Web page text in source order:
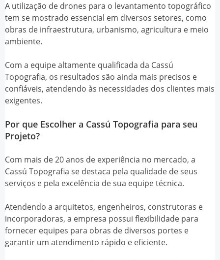
A utilização de drones para o levantamento topográfico
tem se mostrado essencial em diversos setores, como
obras de infraestrutura, urbanismo, agricultura e meio
ambiente.
Com a equipe altamente qualificada da Cassú
Topografia, os resultados são ainda mais precisos e
confiáveis, atendendo às necessidades dos clientes mais
exigentes.
Por que Escolher a Cassú Topografia para seu
Projeto?
Com mais de 20 anos de experiência no mercado, a
Cassú Topografia se destaca pela qualidade de seus
serviços e pela excelência de sua equipe técnica.
Atendendo a arquitetos, engenheiros, construtoras e
incorporadoras, a empresa possui flexibilidade para
fornecer equipes para obras de diversos portes e
garantir um atendimento rápido e eficiente.